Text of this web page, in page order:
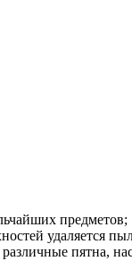
предметов;
удаляется